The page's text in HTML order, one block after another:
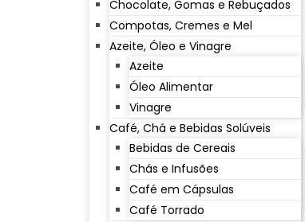
Chocolate, Gomas e Rebuçados
Compotas, Cremes e Mel
Azeite, Óleo e Vinagre
Azeite
Óleo Alimentar
Vinagre
Café, Chá e Bebidas Solúveis
Bebidas de Cereais
Chás e Infusões
Café em Cápsulas
Café Torrado